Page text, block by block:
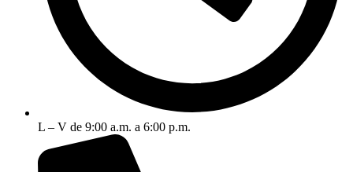
L – V de 9:00 a.m. a 6:00 p.m.